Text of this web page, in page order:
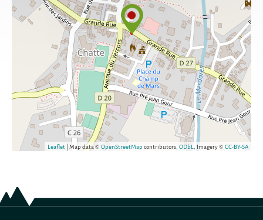
Leaflet | Map data © OpenStreetMap contributors, ODbL , Imagery © CC-BY-SA